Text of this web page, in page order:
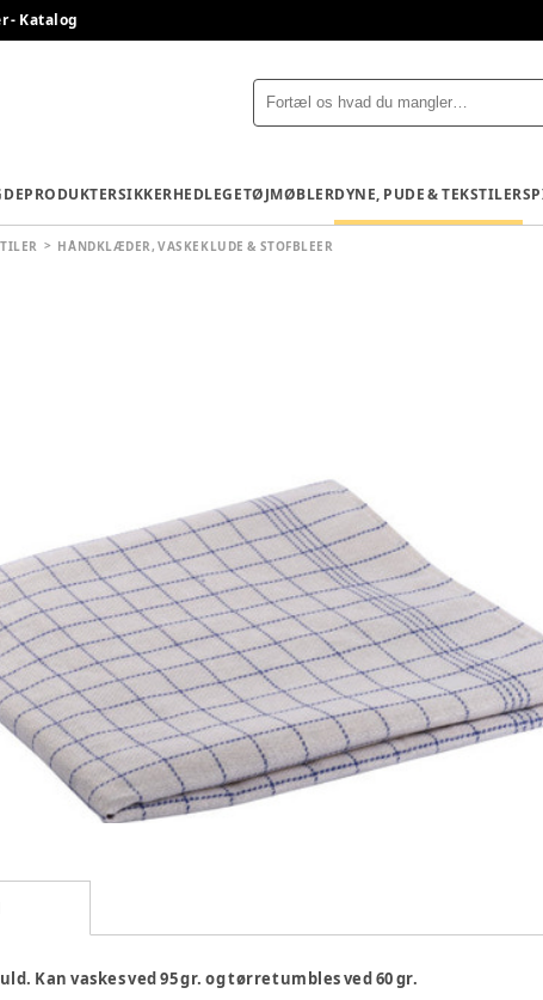
- Katalog
SIKKERHEDLEGETØJMØBLERDYNE, PUDE & TEKSTILER
HÅNDKLÆDER, VASKEKLUDE & STOFBLEER
Kan vaskes ved 95 gr. og tørretumbles ved 60 gr.